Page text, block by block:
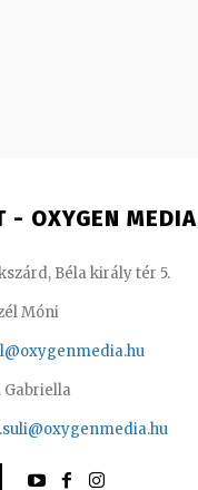
riporter
- OXYGEN MEDIA
Béla király tér 5.
Móni
Gabriella